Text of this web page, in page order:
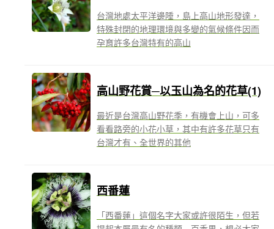
台灣地處太平洋邊陲，島上高山地形發達，
特殊封閉的地理環境與多變的氣候條件因而
孕育許多台灣特有的高山
高山野花賞─以玉山為名的花草(1)
最近是台灣高山野花季，有機會上山，可多
看看路旁的小花小草，其中有許多花草只有
台灣才有、全世界的其他
西番蓮
「西番蓮」這個名字大家或許很陌生，但若